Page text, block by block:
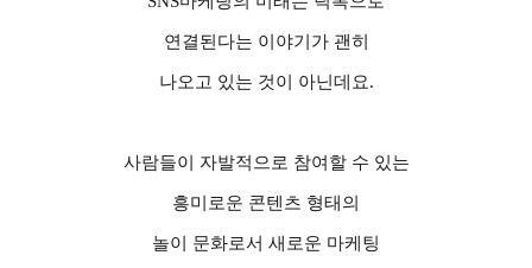
연결된다는 이야기가 괜히
나오고 있는 것이 아닌데요.
사람들이 자발적으로 참여할 수 있는
흥미로운 콘텐츠 형태의
놀이 문화로서 새로운 마케팅